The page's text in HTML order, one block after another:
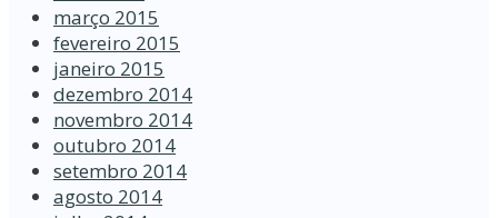
março 2015
fevereiro 2015
janeiro 2015
dezembro 2014
novembro 2014
outubro 2014
setembro 2014
agosto 2014